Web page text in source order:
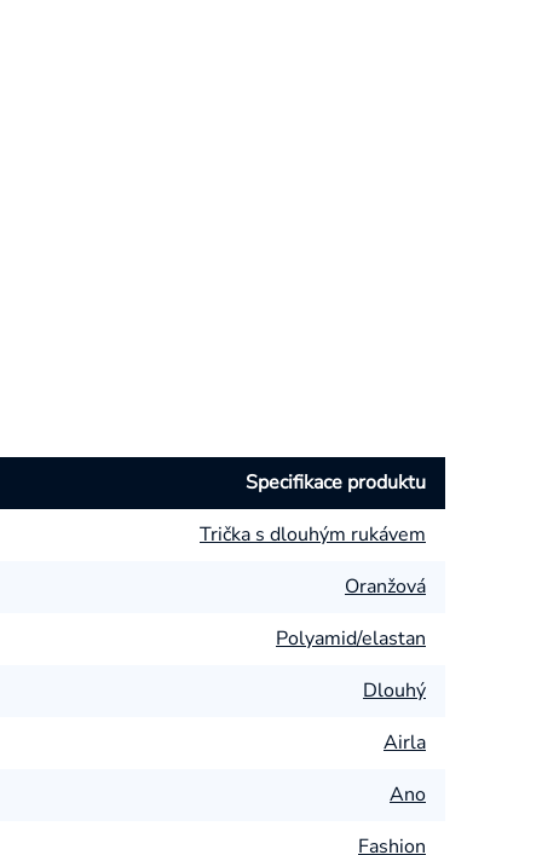
Specifikace produktu
Trička s dlouhým rukávem
Oranžová
Polyamid/elastan
Dlouhý
Airla
Ano
Fashion